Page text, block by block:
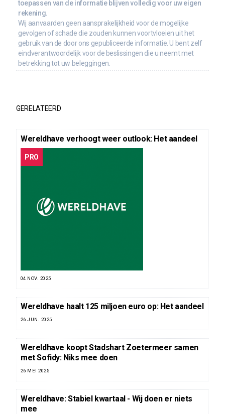
toepassen van de informatie blijven volledig voor uw eigen
rekening.
Wij aanvaarden geen aansprakelijkheid voor de mogelijke
gevolgen of schade die zouden kunnen voortvloeien uit het
gebruik van de door ons gepubliceerde informatie. U bent zelf
eindverantwoordelijk voor de beslissingen die u neemt met
betrekking tot uw beleggingen.
GERELATEERD
Wereldhave verhoogt weer outlook: Het aandeel
PRO
04 NOV. 2025
Wereldhave haalt 125 miljoen euro op: Het aandeel
26 JUN. 2025
Wereldhave koopt Stadshart Zoetermeer samen
met Sofidy: Niks mee doen
26 MEI 2025
Wereldhave: Stabiel kwartaal - Wij doen er niets
mee